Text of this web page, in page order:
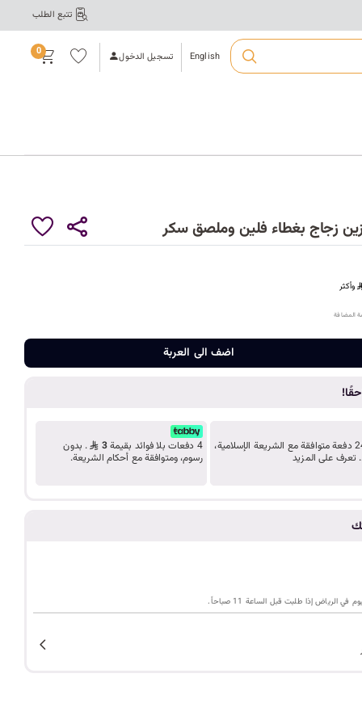
تتبع الطلب
ت
أ
ك
ي
د
ك
ل
م
ال
ع
ر
ب
ي
English تسجيل الدخول قائ
مة
الم
فض
0
زجاج بغطاء فلين وملصق سكر
وأكثر
المضافة
اضف الى العربة
الى
قسّط مشترياتك على 24 دفعة متوافقة مع الشريعة الإسلامية،
تعرف على المزيد
4 دفعات بلا فوائد بقيمة 3
. بدون
رسوم، ومتوافقة مع أحكام الشريعة.
الرياض إذا طلبت قبل الساعة 11 صباحاً.